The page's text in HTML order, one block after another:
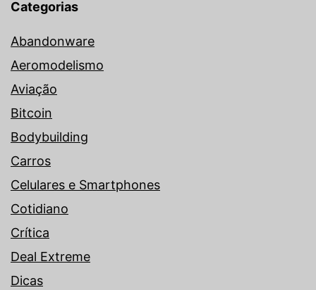
Categorias
Abandonware
Aeromodelismo
Aviação
Bitcoin
Bodybuilding
Carros
Celulares e Smartphones
Cotidiano
Crítica
Deal Extreme
Dicas